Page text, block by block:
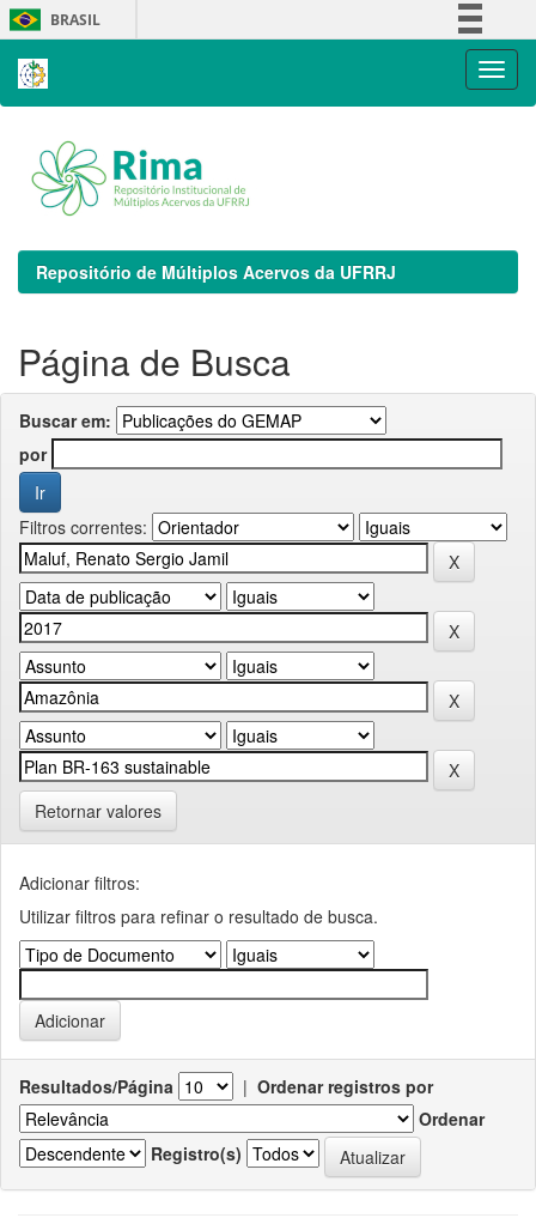
Skip
navigation
BRASIL
Repositório de Múltiplos Acervos da UFRRJ
Página de Busca
Buscar em:
por
Filtros correntes:
Retornar valores
Adicionar filtros:
Utilizar filtros para refinar o resultado de busca.
Resultados/Página | Ordenar registros por
Ordenar
Registro(s)